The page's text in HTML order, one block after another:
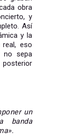
obra
y
Así
y la
eso
no sepa
posterior
un
banda